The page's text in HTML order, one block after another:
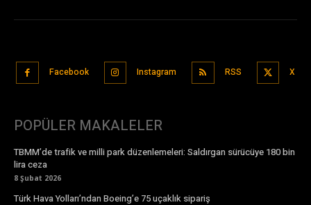
Facebook Instagram RSS X
POPÜLER MAKALELER
TBMM’de trafik ve milli park düzenlemeleri: Saldırgan sürücüye 180 bin
lira ceza
8 Şubat 2026
Türk Hava Yolları’ndan Boeing’e 75 uçaklık sipariş